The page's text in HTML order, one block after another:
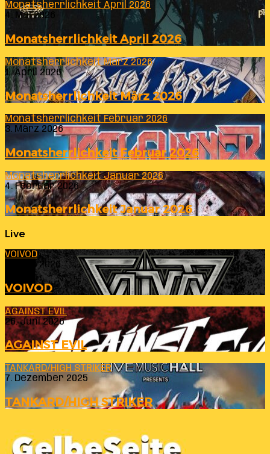
Monatsherrlichkeit April 2026
4. Mai 2026
Monatsherrlichkeit April 2026
Monatsherrlichkeit März 2026
1. April 2026
Monatsherrlichkeit März 2026
Monatsherrlichkeit Februar 2026
3. März 2026
Monatsherrlichkeit Februar 2026
Monatsherrlichkeit Januar 2026
4. Februar 2026
Monatsherrlichkeit Januar 2026
Live
VOIVOD
23. Juli 2026
VOIVOD
AGAINST EVIL
26. Juni 2026
AGAINST EVIL
TANKARD/HIGH STRIKER
7. Dezember 2025
TANKARD/HIGH STRIKER